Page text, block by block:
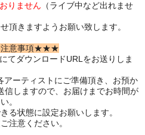
りません （ライブ中など出れませ
頂きますようお願い致します。
注意事項★★★
てダウンロードURLをお送りしま
ーティストにご準備頂き、お預か
信しますので、お届けまでお時間が
。
る状態に設定お願いします。
注意ください。